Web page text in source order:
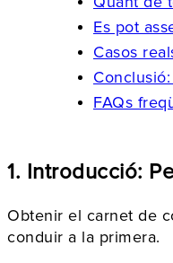
Es pot
Casos
FAQs
1. Introducció:
Obtenir el carnet de
conduir a la primera.